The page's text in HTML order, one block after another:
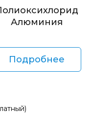
Алюминия
Подробнее